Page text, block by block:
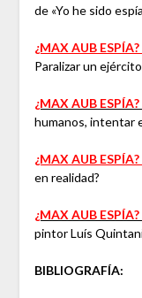
de «Yo he sido
¿MAX AUB
Paralizar un
¿MAX AUB
humanos, intentar
¿MAX AUB
en realidad?
¿MAX AUB
pintor Luís
BIBLIOGRAFÍA: